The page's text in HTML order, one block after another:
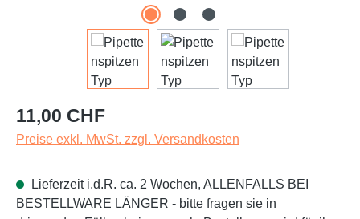
Regulärer Preis:
11,00 CHF
Preise exkl. MwSt. zzgl. Versandkosten
Lieferzeit i.d.R. ca. 2 Wochen, ALLENFALLS BEI
BESTELLWARE LÄNGER - bitte fragen sie in